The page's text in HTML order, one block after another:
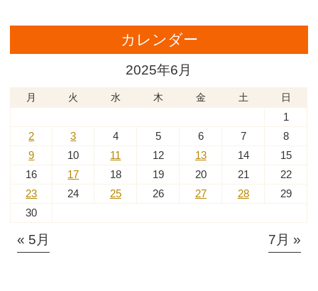
カレンダー
2025年6月
月 火 水 木 金 土
日
1
2
3 4 5 6 7
8
9
10 11 12 13 14
15
16
17 18 19 20 21
22
23
24 25 26 27 28
29
30
« 5月 7月 »